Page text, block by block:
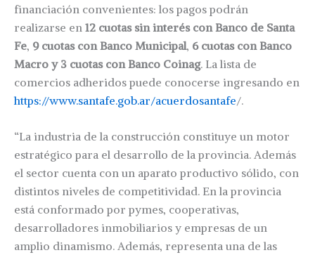
financiación convenientes: los pagos podrán
realizarse en 12 cuotas sin interés con Banco de Santa
Fe, 9 cuotas con Banco Municipal, 6 cuotas con Banco
Macro y 3 cuotas con Banco Coinag. La lista de
comercios adheridos puede conocerse ingresando en
https://www.santafe.gob.ar/acuerdosantafe/.
“La industria de la construcción constituye un motor
estratégico para el desarrollo de la provincia. Además
el sector cuenta con un aparato productivo sólido, con
distintos niveles de competitividad. En la provincia
está conformado por pymes, cooperativas,
desarrolladores inmobiliarios y empresas de un
amplio dinamismo. Además, representa una de las